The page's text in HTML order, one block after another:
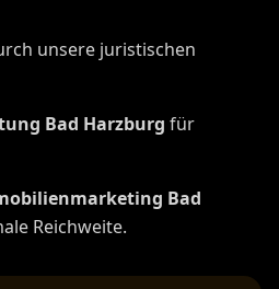
unsere juristischen
Bad Harzburg für
Bad
Reichweite.